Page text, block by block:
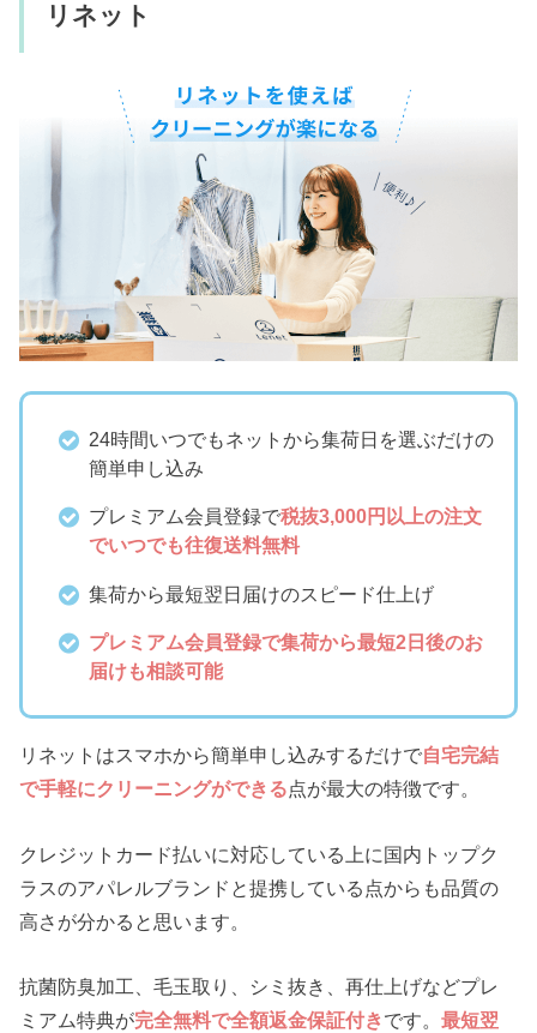
リネット
24時間いつでもネットから集荷日を選ぶだけの
簡単申し込み
プレミアム会員登録で税抜3,000円以上の注文
でいつでも往復送料無料
集荷から最短翌日届けのスピード仕上げ
プレミアム会員登録で集荷から最短2日後のお
届けも相談可能
リネットはスマホから簡単申し込みするだけで自宅完結
で手軽にクリーニングができる点が最大の特徴です。
クレジットカード払いに対応している上に国内トップク
ラスのアパレルブランドと提携している点からも品質の
高さが分かると思います。
抗菌防臭加工、毛玉取り、シミ抜き、再仕上げなどプレ
ミアム特典が完全無料で全額返金保証付きです。最短翌